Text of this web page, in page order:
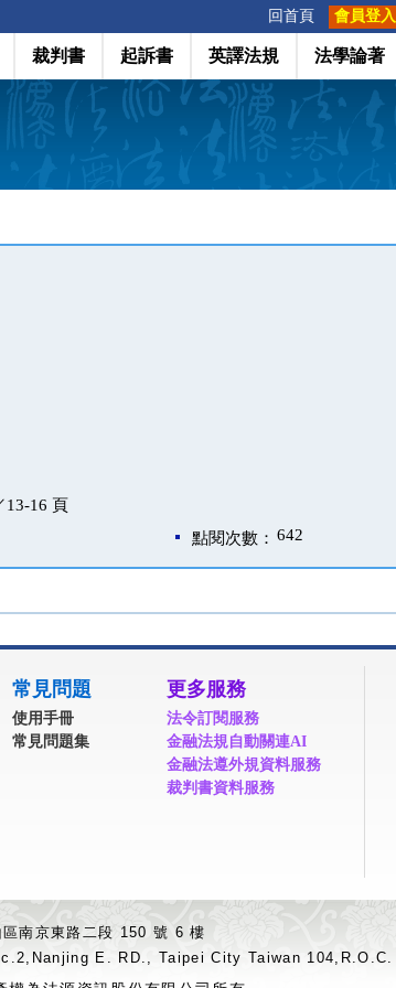
回首頁 會員登入
裁判書 起訴書 英譯法規 法學論著
13-16 頁
點閱次數： 642
常見問題
使用手冊
常見問題集
更多服務
法令訂閱服務
金融法規自動關連AI
金融法遵外規資料服務
裁判書資料服務
南京東路二段 150 號 6 樓
E. RD., Taipei City Taiwan 104,R.O.C.